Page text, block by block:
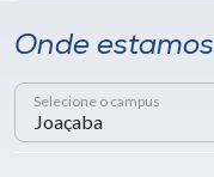
Onde estamos
Selecione o campus